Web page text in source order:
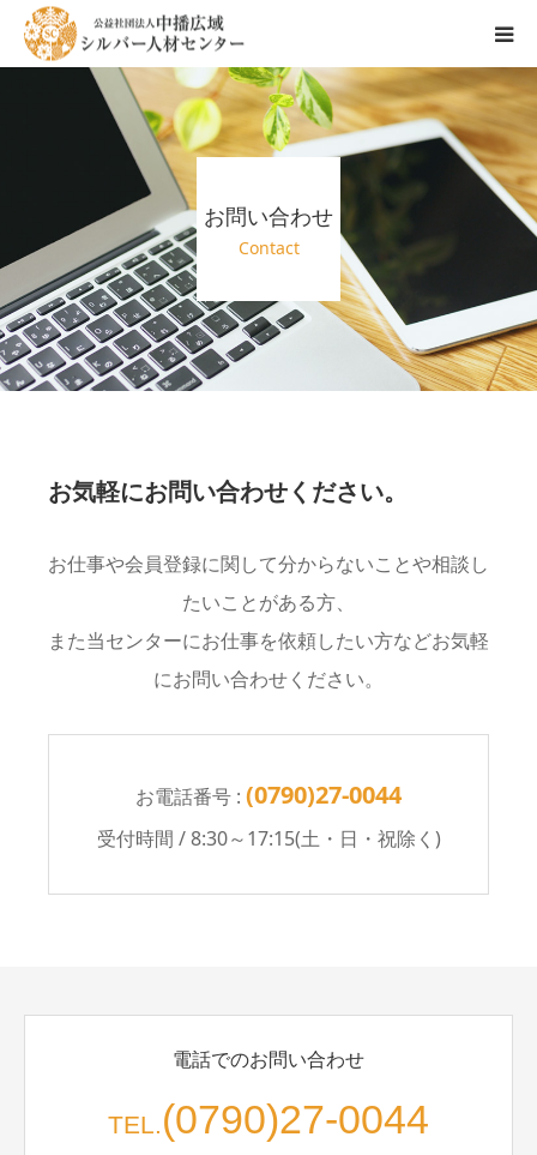
お問い合わせ
Contact
お気軽にお問い合わせください。
お仕事や会員登録に関して分からないことや相談し
たいことがある方、
また当センターにお仕事を依頼したい方などお気軽
にお問い合わせください。
お電話番号 : (0790)27-0044
受付時間 / 8:30～17:15(土・日・祝除く)
電話でのお問い合わせ
TEL.(0790)27-0044
センターのご紹介
会員登録ご希望の方へ
お仕事情報
お仕事依頼の方へ